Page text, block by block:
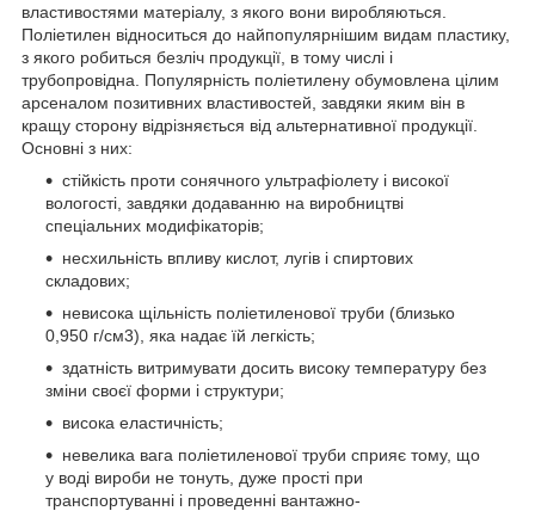
властивостями матеріалу, з якого вони виробляються.
Поліетилен відноситься до найпопулярнішим видам пластику,
з якого робиться безліч продукції, в тому числі і
трубопровідна. Популярність поліетилену обумовлена цілим
арсеналом позитивних властивостей, завдяки яким він в
кращу сторону відрізняється від альтернативної продукції.
Основні з них:
стійкість проти сонячного ультрафіолету і високої
вологості, завдяки додаванню на виробництві
спеціальних модифікаторів;
несхильність впливу кислот, лугів і спиртових
складових;
невисока щільність поліетиленової труби (близько
0,950 г/см3), яка надає їй легкість;
здатність витримувати досить високу температуру без
зміни своєї форми і структури;
висока еластичність;
невелика вага поліетиленової труби сприяє тому, що
у воді вироби не тонуть, дуже прості при
транспортуванні і проведенні вантажно-